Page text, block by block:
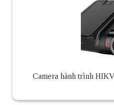
Camera hành trình